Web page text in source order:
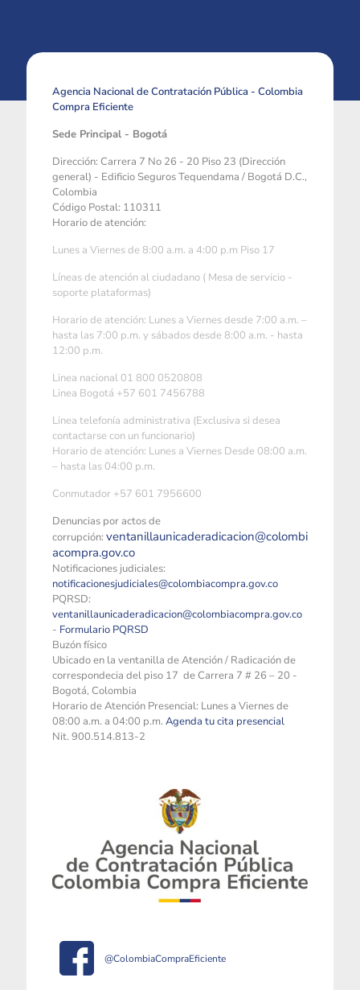
Agencia Nacional de Contratación Pública - Colombia
Compra Eficiente
Sede Principal - Bogotá
Dirección: Carrera 7 No 26 - 20 Piso 23 (Dirección
general) - Edificio Seguros Tequendama / Bogotá D.C.,
Colombia
Código Postal: 110311
Horario de atención:
Lunes a Viernes de 8:00 a.m. a 4:00 p.m Piso 17
Líneas de atención al ciudadano ( Mesa de servicio -
soporte plataformas)
Horario de atención: Lunes a Viernes desde 7:00 a.m. –
hasta las 7:00 p.m. y sábados desde 8:00 a.m. - hasta
12:00 p.m.
Linea nacional 01 800 0520808
Linea Bogotá +57 601 7456788
Linea telefonía administrativa (Exclusiva si desea
contactarse con un funcionario)
Horario de atención: Lunes a Viernes Desde 08:00 a.m.
– hasta las 04:00 p.m.
Conmutador +57 601 7956600
Denuncias por actos de
corrupción: ventanillaunicaderadicacion@colombi
acompra.gov.co
Notificaciones judiciales:
notificacionesjudiciales@colombiacompra.gov.co
PQRSD:
ventanillaunicaderadicacion@colombiacompra.gov.co
- Formulario PQRSD
Buzón físico
Ubicado en la ventanilla de Atención / Radicación de
correspondecia del piso 17 de Carrera 7 # 26 – 20 -
Bogotá, Colombia
Horario de Atención Presencial: Lunes a Viernes de
08:00 a.m. a 04:00 p.m. Agenda tu cita presencial
Nit. 900.514.813-2
@ColombiaCompraEficiente